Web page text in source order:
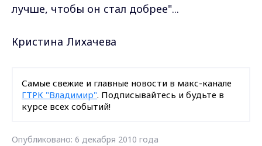
лучше, чтобы он стал добрее"...
Кристина Лихачева
Самые свежие и главные новости в макс-канале
ГТРК "Владимир". Подписывайтесь и будьте в
курсе всех событий!
Опубликовано: 6 декабря 2010 года